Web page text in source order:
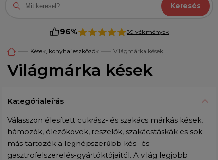
Keresés
96% 89 vélemények
Kések, konyhai eszközök Világmárka kések
Világmárka kések
Kategórialeírás
Válasszon élesített cukrász- és szakács márkás kések,
hámozók, élezőkövek, reszelők, szakácstáskák és sok
más tartozék a legnépszerűbb kés- és
gasztrofelszerelés-gyártóktójaitól. A világ legjobb